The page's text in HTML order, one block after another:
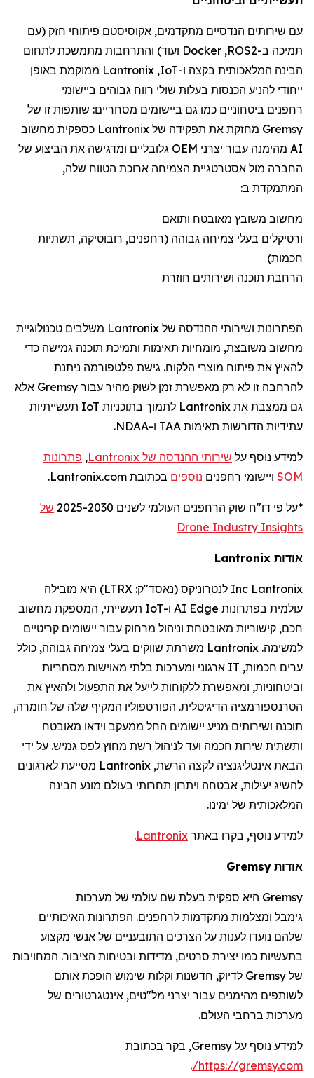
עם שירותים הנדסיים מתקדמים, אקוסיסטם פיתוחי חזק (עם
תמיכה ב-ROS2
,
Docker ועוד) והתרחבות מתמשכת לתחום
הבינה המלאכותית בקצה ו-IoT
,
Lantronix ממוקמת באופן
ייחודי להניע הכנסות בעלות שולי רווח גבוהים ביישומי
רחפנים ביטחוניים כמו גם ביישומים מסחריים: שותפות זו של
Gremsy מחזקת את תפקידה של Lantronix כספקית מחשוב
AI מהימנה עבור יצרני OEM גלובליים ומדגישה את הביצוע של
החברה מול אסטרטגיית הצמיחה ארוכת הטווח שלה,
המתמקדת ב:
מחשוב משובץ מאובטח ותואם
ורטיקלים בעלי צמיחה גבוהה (רחפנים, רובוטיקה, תשתיות
חכמות)
הרחבת תוכנה ושירותים חוזרת
הפתרונות ושירותי ההנדסה של Lantronix משלבים טכנולוגיית
מחשוב משובצת, מומחיות תאימות ותמיכת תוכנה גמישה כדי
להאיץ את פיתוח מוצרי הלקוח. גישת פלטפורמה ניתנת
להרחבה זו לא רק מאפשרת זמן לשוק מהיר עבור Gremsy אלא
גם ממצבת את Lantronix לתמוך בתוכניות IoT תעשייתיות
עתידיות הדורשות תאימות TAA ו-NDAA.
למידע נוסף על שירותי ההנדסה של Lantronix
, פתרונות
SOM ויישומי רחפנים נוספים בכתובת Lantronix.com.
*על פי דו"ח שוק הרחפנים העולמי לשנים 2025-2030
של
Drone Industry Insights
אודות Lantronix
Lantronix
Inc לנטרוניקס (נאסד"ק: LTRX) היא מובילה
עולמית בפתרונות Edge
AI ו-IoT תעשייתי, המספקת מחשוב
חכם, קישוריות מאובטחת וניהול מרחוק עבור יישומים קריטיים
למשימה. Lantronix משרתת שווקים בעלי צמיחה גבוהה, כולל
ערים חכמות, IT ארגוני ומערכות בלתי מאוישות מסחריות
וביטחוניות, ומאפשרת ללקוחות לייעל את התפעול ולהאיץ את
הטרנספורמציה הדיגיטלית. הפורטפוליו המקיף שלה של חומרה,
תוכנה ושירותים מניע יישומים החל ממעקב וידאו מאובטח
ותשתית שירות חכמה ועד לניהול רשת מחוץ לפס גמיש. על ידי
הבאת אינטליגנציה לקצה הרשת, Lantronix מסייעת לארגונים
להשיג יעילות, אבטחה ויתרון תחרותי בעולם מונע הבינה
המלאכותית של ימינו.
למידע נוסף, בקרו באתר Lantronix
.
אודות Gremsy
Gremsy היא ספקית בעלת שם עולמי של מערכות
גימבל ומצלמות מתקדמות לרחפנים. הפתרונות האיכותיים
שלהם נועדו לענות על הצרכים התובעניים של אנשי מקצוע
בתעשיות כמו יצירת סרטים, מדידות ובטיחות הציבור. המחויבות
של Gremsy לדיוק, חדשנות וקלות שימוש הופכת אותם
לשותפים מהימנים עבור יצרני מל"טים, אינטגרטורים של
מערכות ברחבי העולם.
למידע נוסף על Gremsy, בקר בכתובת
https://gremsy.com
/
.